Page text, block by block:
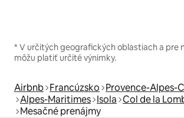
* V určitých geografických oblastiach a pre
môžu platiť určité výnimky.
Airbnb Francúzsko Provence-Alpes-
Alpes-Maritimes Isola Col de la
Mesačné prenájmy